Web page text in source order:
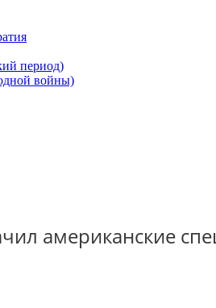
период)
войны)
американские